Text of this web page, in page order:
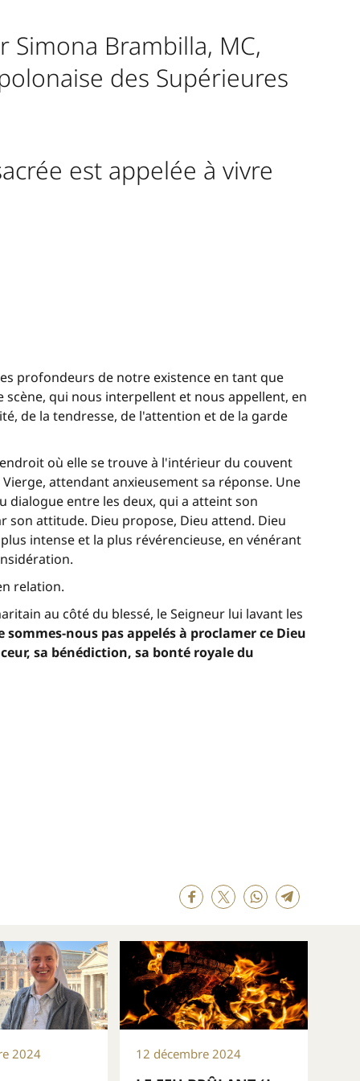
Brambilla, MC,
des Supérieures
est appelée à vivre
profondeurs de notre existence en tant que
qui nous interpellent et nous appellent, en
de la tendresse, de l'attention et de la garde
où elle se trouve à l'intérieur du couvent
attendant anxieusement sa réponse. Une
dialogue entre les deux, qui a atteint son
son attitude. Dieu propose, Dieu attend. Dieu
intense et la plus révérencieuse, en vénérant
relation.
au côté du blessé, le Seigneur lui lavant les
nous pas appelés à proclamer ce Dieu
sa bénédiction, sa bonté royale du
2024 12 décembre 2024